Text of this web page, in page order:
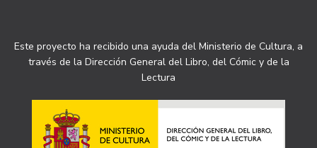
Este proyecto ha recibido una ayuda del Ministerio de Cultura, a
través de la Dirección General del Libro, del Cómic y de la
Lectura